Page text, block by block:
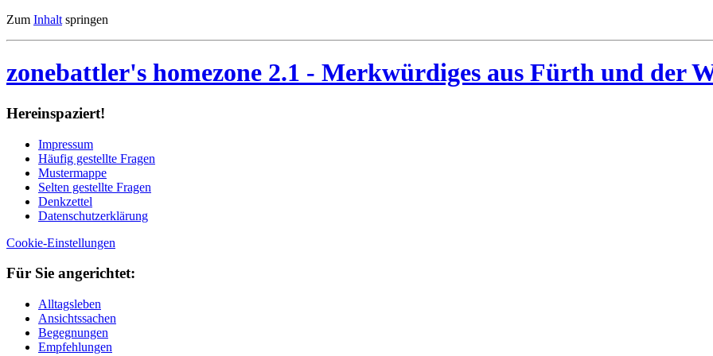
Zum Inhalt springen
zonebattler's homezone 2.1 - Merkwürdiges aus Fürth und der
Her­ein­spa­ziert!
Im­pres­sum
Häu­fig ge­stell­te Fra­gen
Mu­ster­map­pe
Sel­ten ge­stell­te Fra­gen
Denk­zet­tel
Da­ten­schutz­er­klä­rung
Cookie-Einstellungen
Für Sie an­ge­rich­tet:
Alltagsleben
Ansichtssachen
Begegnungen
Empfehlungen